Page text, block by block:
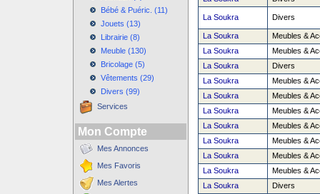
Bébé & Puéric. (11)
Jouets (13)
Librairie (8)
Meuble (130)
Bricolage (5)
Vêtements (29)
Divers (99)
Services
Mon Compte
Mes Annonces
Mes Favoris
Mes Alertes
La Soukra Divers
La Soukra
Meubles &
La Soukra
Meubles &
La Soukra
Divers
La Soukra
Meubles &
La Soukra
Meubles &
La Soukra
Meubles &
La Soukra
Meubles &
La Soukra
Meubles &
La Soukra
Meubles &
La Soukra
Meubles &
La Soukra
Divers